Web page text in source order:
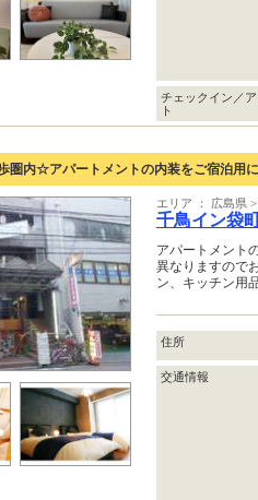
チェックイン／
ト
圏内☆アパートメントの内装をご宿泊用
エリア ： 広島県
千鳥イン袋
アパートメント
異なりますので
ン、キッチン用
住所
交通情報